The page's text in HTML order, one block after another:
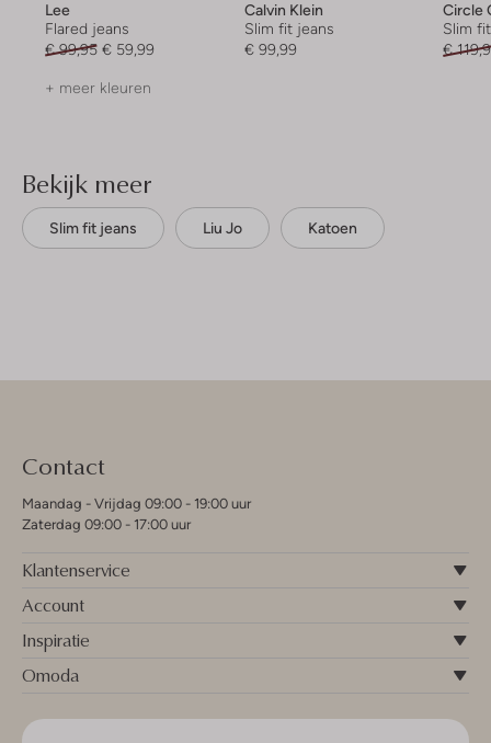
Lee
Flared jeans
€ 99,95 € 59,99
+ meer kleuren
Calvin Klein
Slim fit jeans
€ 99,99
Circle
Slim
€
Bekijk meer
Slim fit jeans Liu Jo Katoen
Contact
Maandag - Vrijdag 09:00 - 19:00 uur
Zaterdag 09:00 - 17:00 uur
Klantenservice
Account
Inspiratie
Omoda